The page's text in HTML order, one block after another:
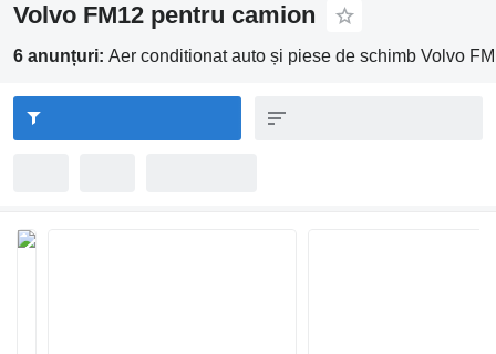
Volvo FM12 pentru camion
6 anunțuri: Aer conditionat auto și piese de schimb Volvo